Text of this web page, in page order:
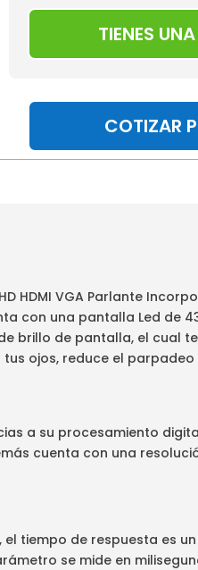
TIENES
COTIZAR
HDMI VGA Parlante
con una pantalla Led de
brillo de pantalla, el cual
ojos, reduce el
a su procesamiento
cuenta con una
tiempo de respuesta es
se mide en